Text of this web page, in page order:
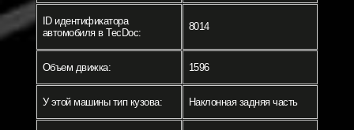
ID идентификатора
автомобиля в TecDoc:
8014
Объем движка: 1596
У этой машины тип кузова: Наклонная задняя часть